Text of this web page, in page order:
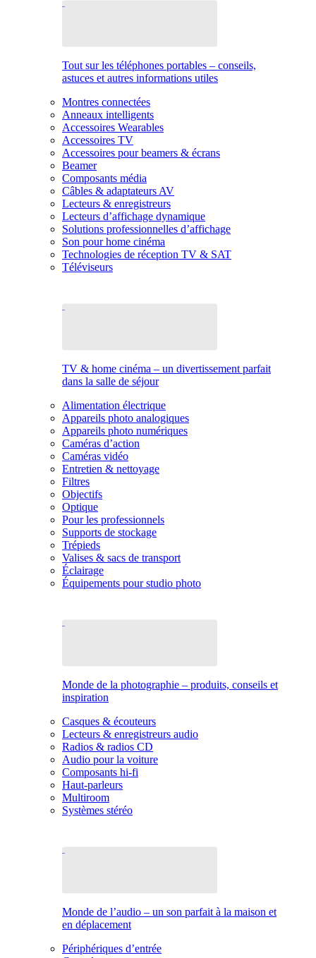
Tout sur les téléphones portables – conseils,
astuces et autres informations utiles
Montres connectées
Anneaux intelligents
Accessoires Wearables
Accessoires TV
Accessoires pour beamers & écrans
Beamer
Composants média
Câbles & adaptateurs AV
Lecteurs & enregistreurs
Lecteurs d’affichage dynamique
Solutions professionnelles d’affichage
Son pour home cinéma
Technologies de réception TV & SAT
Téléviseurs
TV & home cinéma – un divertissement parfait
dans la salle de séjour
Alimentation électrique
Appareils photo analogiques
Appareils photo numériques
Caméras d’action
Caméras vidéo
Entretien & nettoyage
Filtres
Objectifs
Optique
Pour les professionnels
Supports de stockage
Trépieds
Valises & sacs de transport
Éclairage
Équipements pour studio photo
Monde de la photographie – produits, conseils et
inspiration
Casques & écouteurs
Lecteurs & enregistreurs audio
Radios & radios CD
Audio pour la voiture
Composants hi-fi
Haut-parleurs
Multiroom
Systèmes stéréo
Monde de l’audio – un son parfait à la maison et
en déplacement
Périphériques d’entrée